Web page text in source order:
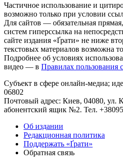
Частичное использование и
возможно только при условии
Для сайтов — обязательная
систем гиперссылка на
сайте издания «Ґрати» не ниже
текстовых материалов возможна
Подробнее об условиях
видео — в Правилах пользования
Субъект в сфере онлайн-медиа;
06802
Почтовый адрес: Киев, 04080, ул.
абонентский ящик №2. Тел.
Об издании
Редакционная политика
Поддержать «Ґрати»
Обратная связь